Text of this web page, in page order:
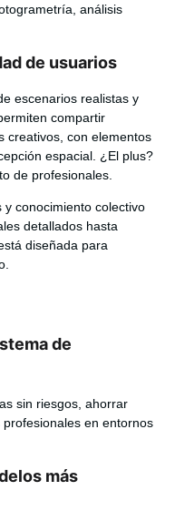
análisis
de usuarios
escenarios realistas y
compartir
creativos, con elementos
espacial. ¿El plus?
de profesionales.
conocimiento colectivo
detallados hasta
diseñada para
de
sin riesgos, ahorrar
en entornos
más